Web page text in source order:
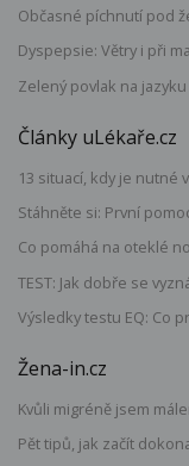
Občasné píchnutí pod
Dyspepsie: Větry i při
Zelený povlak na
Články uLékaře.cz
13 situací, kdy je nutné
Stáhněte si: První
Co pomáhá na oteklé
TEST: Jak dobře se
Výsledky testu EQ: Co
Žena-in.cz
Kvůli migréně jsem
Pět tipů, jak začít